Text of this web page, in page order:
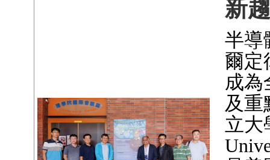
新
半導
爾定
成為
及重
立大